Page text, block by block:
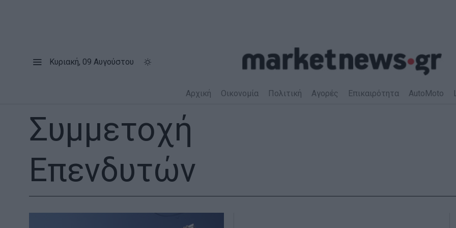
Κυριακή, 09 Αυγούστου
Αρχική Οικονομία Πολιτική Αγορές Επικαιρότητα AutoMoto
Συμμετοχή
Επενδυτών